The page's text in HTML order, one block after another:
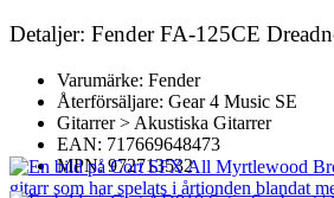
Detaljer: Fender FA-125CE
Varumärke: Fender
Återförsäljare: Gear 4 Music SE
Gitarrer > Akustiska Gitarrer
EAN: 717669648473
MPN: 972713532